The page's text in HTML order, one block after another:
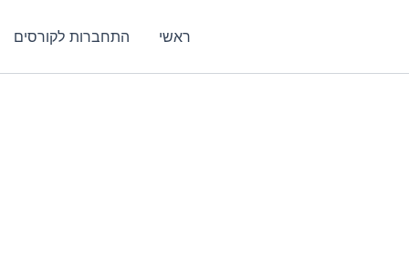
ראשי התחברות לקורסים